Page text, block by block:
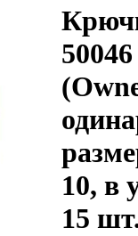
50046
10, в
15